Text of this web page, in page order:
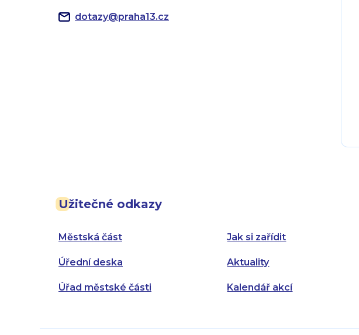
dotazy@praha13.cz
Užitečné odkazy
Městská část
Úřední deska
Úřad městské části
Jak si zařídit
Aktuality
Kalendář akcí